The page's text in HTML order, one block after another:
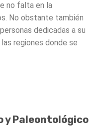
no falta en la
No obstante también
dedicadas a su
regiones donde se
y Paleontológico